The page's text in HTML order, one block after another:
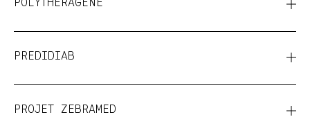
POLYTHERAGENE
PREDIDIAB
PROJET ZEBRAMED